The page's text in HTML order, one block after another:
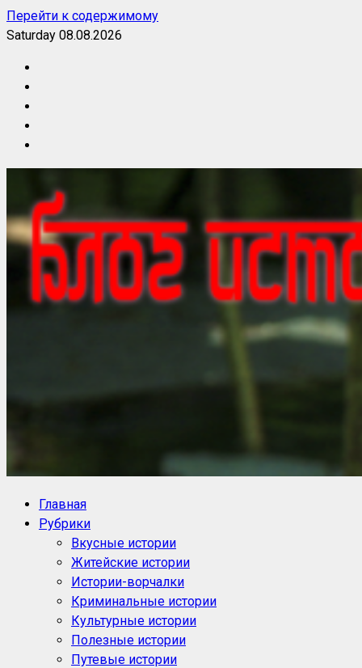
Перейти к содержимому
Saturday 08.08.2026
Блог историй NoorySan
Главная
Рубрики
Вкусные истории
Житейские истории
Истории-ворчалки
Криминальные истории
Культурные истории
Полезные истории
Путевые истории